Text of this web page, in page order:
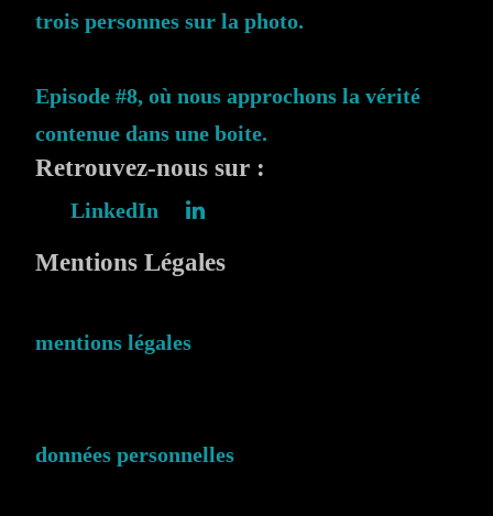
trois personnes sur la photo.
Episode #8, où nous approchons la vérité
contenue dans une boite.
Retrouvez-nous sur :
LinkedIn
Mentions Légales
mentions légales
données personnelles